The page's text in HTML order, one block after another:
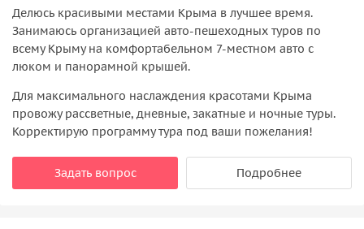
Делюсь красивыми местами Крыма в лучшее время.
Занимаюсь организацией авто-пешеходных туров по
всему Крыму на комфортабельном 7-местном авто с
люком и панорамной крышей.
Для максимального наслаждения красотами Крыма
провожу рассветные, дневные, закатные и ночные туры.
Корректирую программу тура под ваши пожелания!
Задать вопрос Подробнее